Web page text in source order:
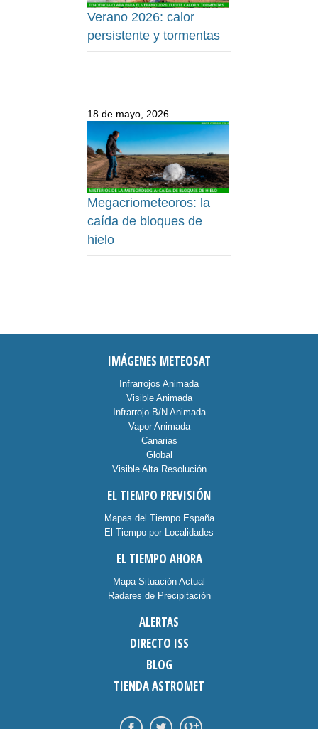
Verano 2026: calor
persistente y tormentas
18 de mayo, 2026
Megacriometeoros: la
caída de bloques de
hielo
IMÁGENES METEOSAT
Infrarrojos Animada
Visible Animada
Infrarrojo B/N Animada
Vapor Animada
Canarias
Global
Visible Alta Resolución
EL TIEMPO PREVISIÓN
Mapas del Tiempo España
El Tiempo por Localidades
EL TIEMPO AHORA
Mapa Situación Actual
Radares de Precipitación
ALERTAS
DIRECTO ISS
BLOG
TIENDA ASTROMET